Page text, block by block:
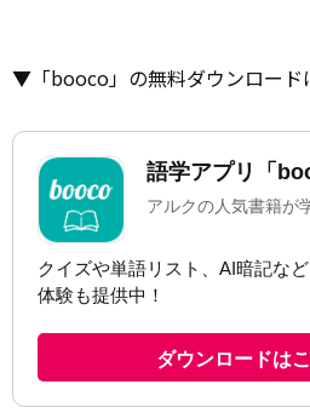
▼「booco」の無料ダウンロード